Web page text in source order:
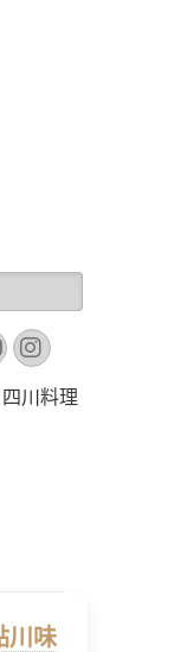
Instagram
四川料理
川味